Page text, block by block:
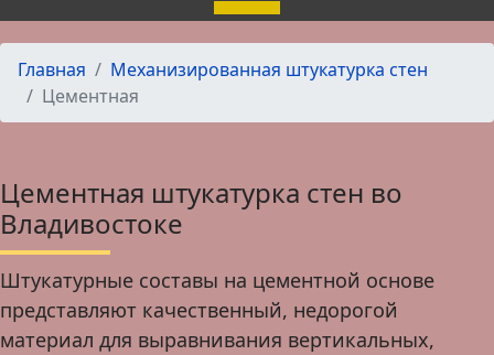
Главная
Механизированная штукатурка стен
Цементная
Цементная штукатурка стен во
Владивостоке
Штукатурные составы на цементной основе
представляют качественный, недорогой
материал для выравнивания вертикальных,